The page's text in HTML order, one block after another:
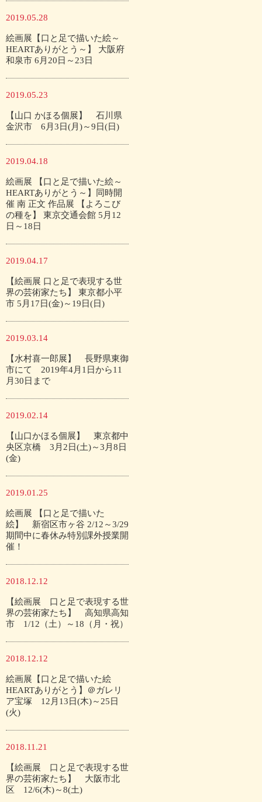
2019.05.28
絵画展【口と足で描いた絵～
HEARTありがとう～】 大阪府
和泉市 6月20日～23日
2019.05.23
【山口 かほる個展】 石川県
金沢市 6月3日(月)～9日(日)
2019.04.18
絵画展 【口と足で描いた絵～
HEARTありがとう～】同時開
催 南 正文 作品展 【よろこび
の種を】 東京交通会館 5月12
日～18日
2019.04.17
【絵画展 口と足で表現する世
界の芸術家たち】 東京都小平
市 5月17日(金)～19日(日)
2019.03.14
【水村喜一郎展】 長野県東御
市にて 2019年4月1日から11
月30日まで
2019.02.14
【山口かほる個展】 東京都中
央区京橋 3月2日(土)～3月8日
(金)
2019.01.25
絵画展 【口と足で描いた
絵】 新宿区市ヶ谷 2/12～3/29
期間中に春休み特別課外授業開
催！
2018.12.12
【絵画展 口と足で表現する世
界の芸術家たち】 高知県高知
市 1/12（土）～18（月・祝）
2018.12.12
絵画展【口と足で描いた絵
HEARTありがとう】＠ガレリ
ア宝塚 12月13日(木)～25日
(火)
2018.11.21
【絵画展 口と足で表現する世
界の芸術家たち】 大阪市北
区 12/6(木)～8(土)